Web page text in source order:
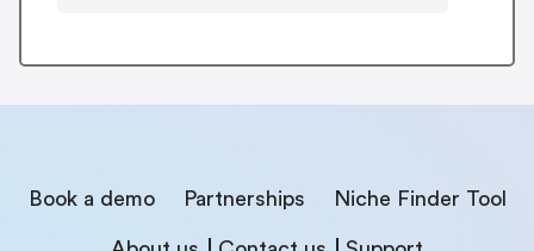
Book a demo Partnerships Niche Finder Tool